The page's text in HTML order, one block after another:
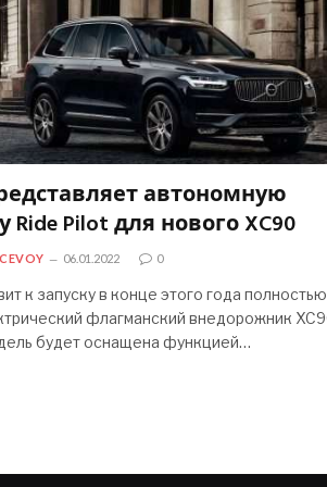
автономную
Ride Pilot для нового XC90
06.01.2022 0
к запуску в конце этого года полностью
флагманский внедорожник
будет оснащена функцией…